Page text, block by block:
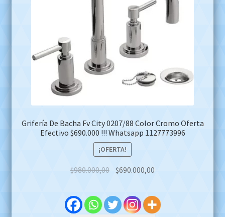
Grifería De Bacha Fv City 0207/88 Color Cromo Oferta
Efectivo $690.000 !!! Whatsapp 1127773996
¡OFERTA!
$980.000,00 Original
was:
$980.000,00.
$690.000,00
is:
$690.000,00.